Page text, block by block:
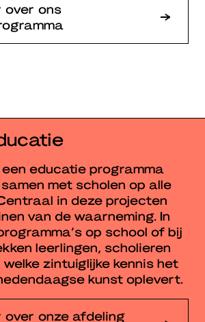
over ons
educatie programma
met scholen op alle
in deze projecten
van de waarneming. In
op school of bij
leerlingen, scholieren
zintuiglijke kennis het
kunst oplevert.
over onze afdeling